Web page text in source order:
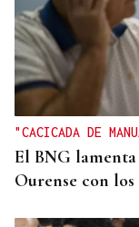
SEIS AÑOS
Ivanna, una
que demuestra
"CACICADA DE
El BNG
Ourense con los